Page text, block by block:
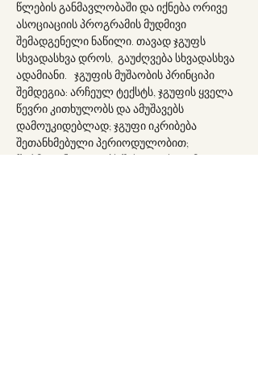
წლების განმავლობაში და იქნება ორივე
ასოციაციის პროგრამის მუდმივი
შემადგენელი ნაწილი. თავად ჯგუფს
სხვადასხვა დროს,  გაუძღვება სხვადასხვა
ადამიანი.   ჯგუფის მუშაობის პრინციპი
შემდეგია: არჩეულ ტექსტს, ჯგუფის ყველა
წევრი კითხულობს და ამუშავებს
დამოუკიდებლად; ჯგუფი იკრიბება
შეთანხმებული პერიოდულობით;